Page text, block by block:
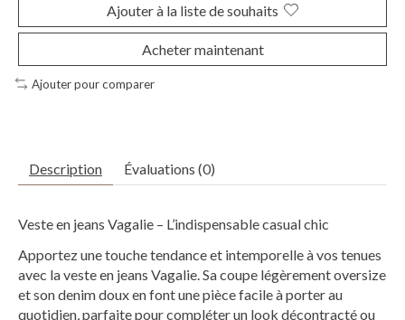
Ajouter à la liste de souhaits
Acheter maintenant
Ajouter pour comparer
Description Évaluations (0)
Veste en jeans Vagalie – L’indispensable casual chic
Apportez une touche tendance et intemporelle à vos tenues
avec la veste en jeans Vagalie. Sa coupe légèrement oversize
et son denim doux en font une pièce facile à porter au
quotidien, parfaite pour compléter un look décontracté ou